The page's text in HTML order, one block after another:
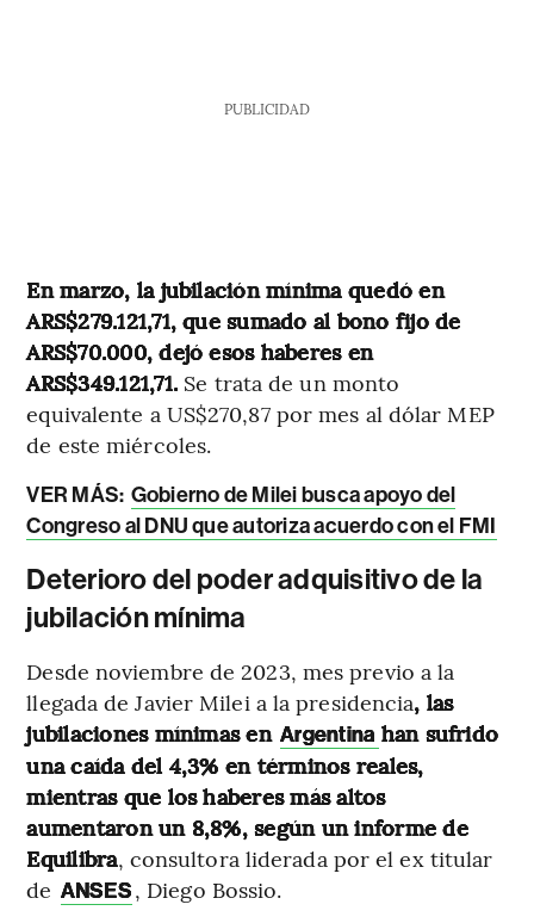
PUBLICIDAD
En marzo, la jubilación mínima quedó en
ARS$279.121,71, que sumado al bono fijo de
ARS$70.000, dejó esos haberes en
ARS$349.121,71. Se trata de un monto
equivalente a US$270,87 por mes al dólar MEP
de este miércoles.
VER MÁS: Gobierno de Milei busca apoyo del
Congreso al DNU que autoriza acuerdo con el FMI
Deterioro del poder adquisitivo de la
jubilación mínima
Desde noviembre de 2023, mes previo a la
llegada de Javier Milei a la presidencia, las
jubilaciones mínimas en Argentina han sufrido
una caída del 4,3% en términos reales,
mientras que los haberes más altos
aumentaron un 8,8%, según un informe de
Equilibra, consultora liderada por el ex titular
de ANSES, Diego Bossio.